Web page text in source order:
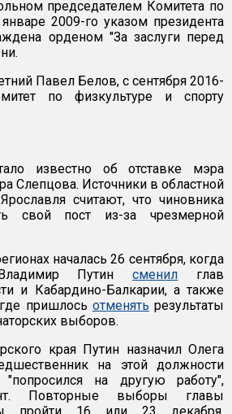
председателем Комитета по
2009-го указом президента
орденом "За заслуги перед
Павел Белов, с сентября 2016-
по физкультуре и спорту
известно об отставке мэра
Слепцова. Источники в областной
считают, что чиновника
свой пост из-за чрезмерной
началась 26 сентября, когда
Путинсменил глав
и Кабардино-Балкарии, а также
пришлось отменять результаты
выборов.
края Путин назначил Олега
на этой должности
на другую работу",
Повторные выборы главы
пройти 16 или 23 декабря.